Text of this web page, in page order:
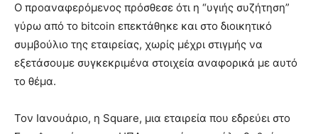
Ο προαναφερόμενος πρόσθεσε ότι η “υγιής συζήτηση”
γύρω από το bitcoin επεκτάθηκε και στο διοικητικό
συμβούλιο της εταιρείας, χωρίς μέχρι στιγμής να
εξετάσουμε συγκεκριμένα στοιχεία αναφορικά με αυτό
το θέμα.
Τον Ιανουάριο, η Square, μια εταιρεία που εδρεύει στο